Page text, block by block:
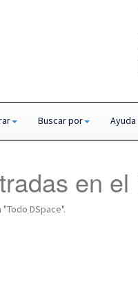
Buscar por Ayuda
en
DSpace".